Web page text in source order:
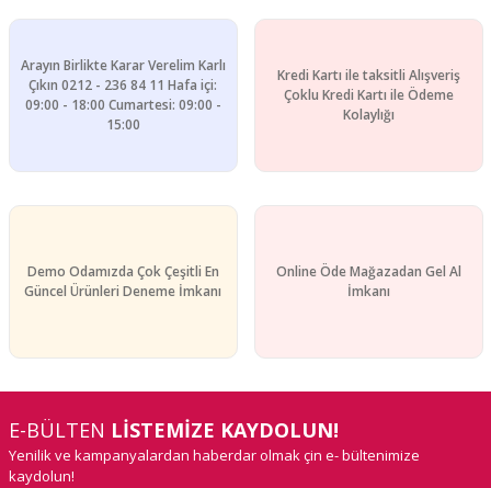
Arayın Birlikte Karar Verelim Karlı
Çıkın 0212 - 236 84 11 Hafa içi:
09:00 - 18:00 Cumartesi: 09:00 -
15:00
Kredi Kartı ile taksitli Alışveriş
Çoklu Kredi Kartı ile Ödeme
Kolaylığı
Demo Odamızda Çok Çeşitli En
Güncel Ürünleri Deneme İmkanı
Online Öde Mağazadan Gel Al
İmkanı
E-BÜLTEN LİSTEMİZE KAYDOLUN!
Yenilik ve kampanyalardan haberdar olmak çin e- bültenimize
kaydolun!